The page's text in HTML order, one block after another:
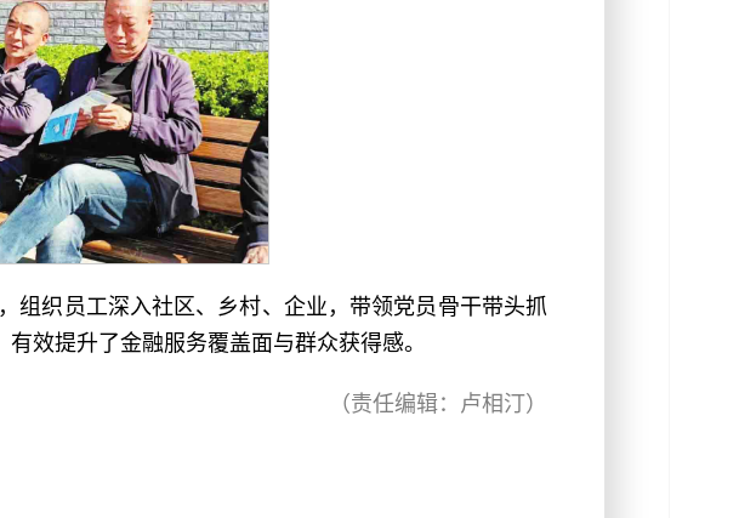
组织员工深入社区、乡村、企业，带领党员骨干带头抓
效提升了金融服务覆盖面与群众获得感。
（责任编辑：卢相汀）